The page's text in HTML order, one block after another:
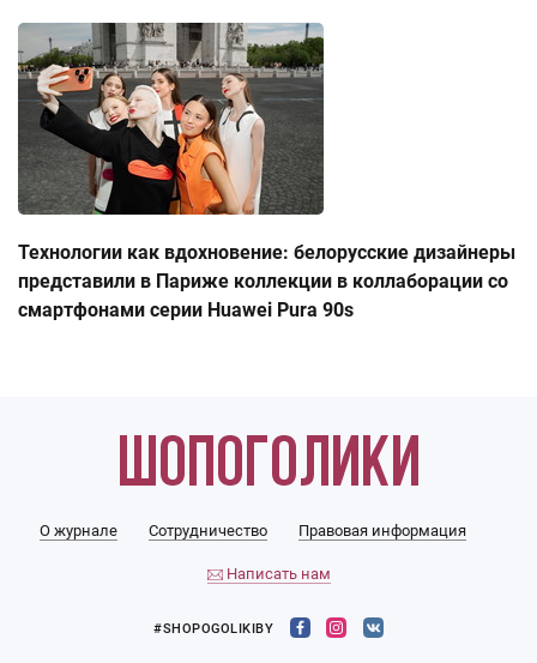
Технологии как вдохновение: белорусские дизайнеры
представили в Париже коллекции в коллаборации со
смартфонами серии Huawei Pura 90s
О журнале Сотрудничество Правовая информация
Написать нам
#SHOPOGOLIKIBY